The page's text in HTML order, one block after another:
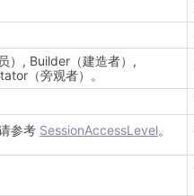
）, Builder（建造者）,
（旁观者）。
参考 SessionAccessLevel。